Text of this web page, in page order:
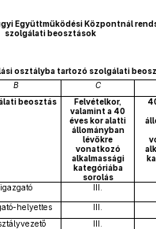
Együttműködési Központnál
szolgálati beosztások
osztályba tartozó szolgálati
B C
beosztás
Felvételkor,
valamint a 40
éves kor alatti
állományban
lévőkre
vonatkozó
alkalmassági
kategóriába
sorolás
igazgató III.
helyettes III.
III.